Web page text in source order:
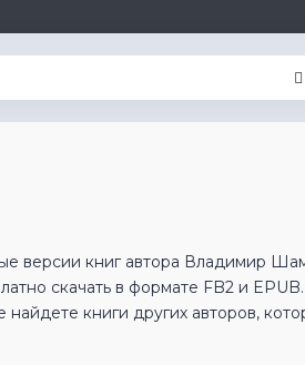
версии книг автора Владимир
скачать в формате FB2 и
книги других авторов,